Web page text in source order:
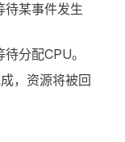
待某事件发生
分配CPU。
，资源将被回